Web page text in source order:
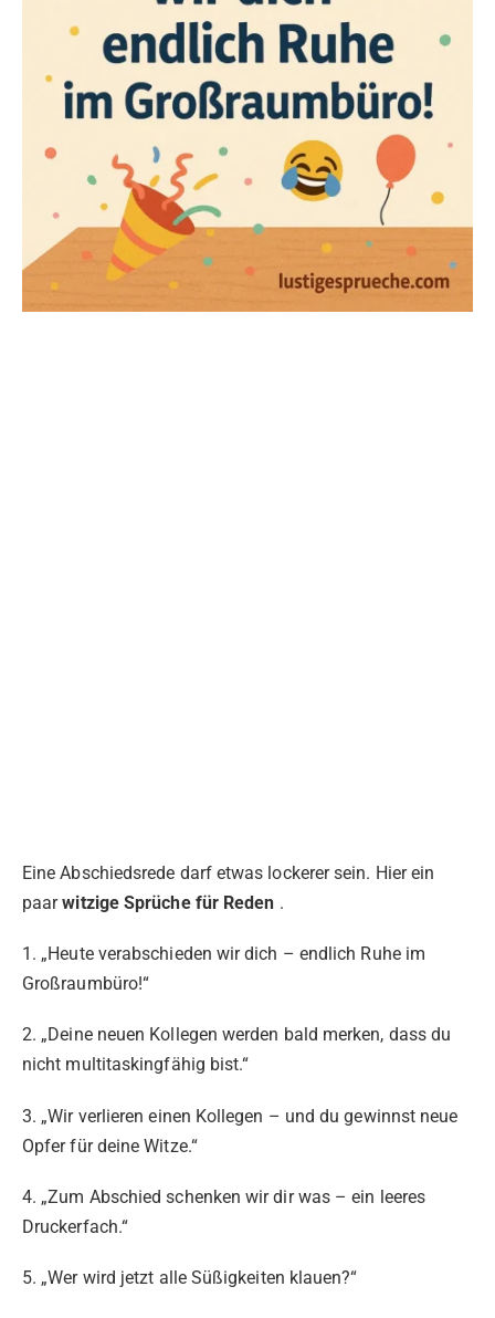
Eine Abschiedsrede darf etwas lockerer sein. Hier ein
paarwitzige Sprüche für Reden .
1. „Heute verabschieden wir dich – endlich Ruhe im
Großraumbüro!“
2. „Deine neuen Kollegen werden bald merken, dass du
nicht multitaskingfähig bist.“
3. „Wir verlieren einen Kollegen – und du gewinnst neue
Opfer für deine Witze.“
4. „Zum Abschied schenken wir dir was – ein leeres
Druckerfach.“
5. „Wer wird jetzt alle Süßigkeiten klauen?“